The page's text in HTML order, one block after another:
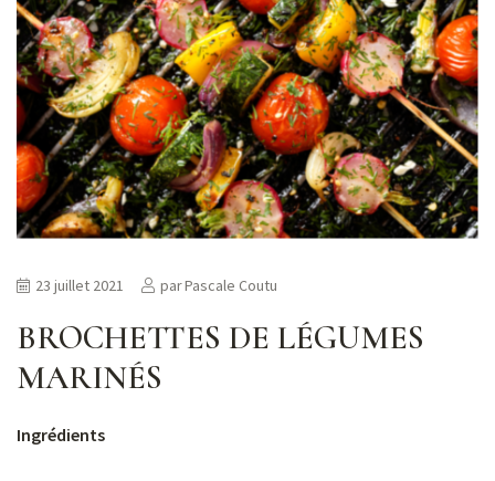
BROCHETTES DE LÉGUMES
MARINÉS
23 juillet 2021 parPascale Coutu
Ingrédients